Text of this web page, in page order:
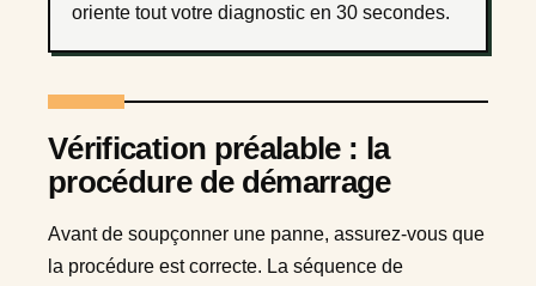
oriente tout votre diagnostic en 30 secondes.
Vérification préalable : la
procédure de démarrage
Avant de soupçonner une panne, assurez-vous que
la procédure est correcte. La séquence de